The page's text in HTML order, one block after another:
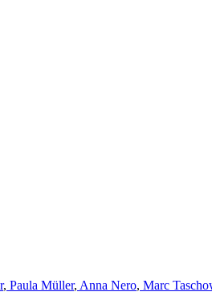
, Paula Müller, Anna Nero, Marc